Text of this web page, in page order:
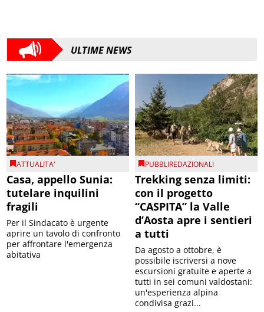
ULTIME NEWS
ATTUALITA'
Casa, appello Sunia:
tutelare inquilini
fragili
Per il Sindacato è urgente
aprire un tavolo di confronto
per affrontare l'emergenza
abitativa
PUBBLIREDAZIONALI
Trekking senza limiti:
con il progetto
“CASPITA” la Valle
d’Aosta apre i sentieri
a tutti
Da agosto a ottobre, è
possibile iscriversi a nove
escursioni gratuite e aperte a
tutti in sei comuni valdostani:
un'esperienza alpina
condivisa grazi...